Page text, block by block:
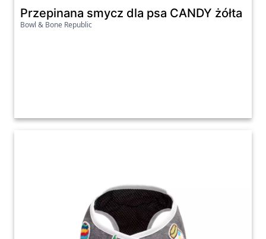
Przepinana smycz dla psa CANDY żółta
Bowl & Bone Republic